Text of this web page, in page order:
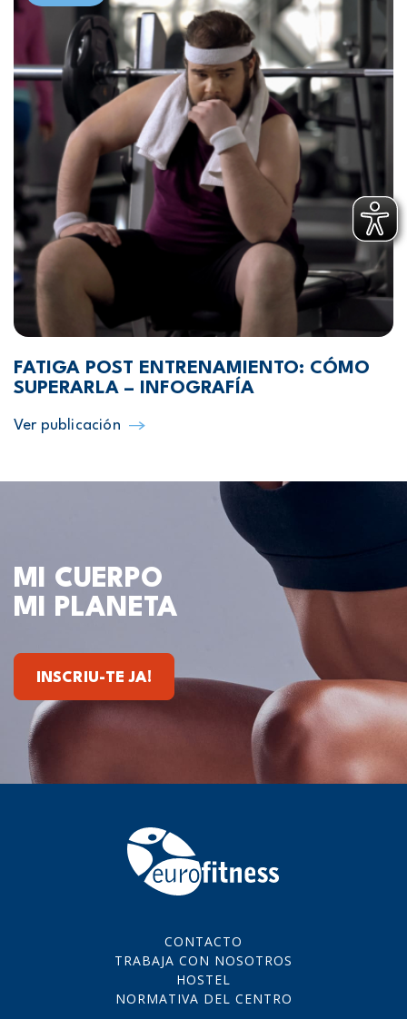
FATIGA POST ENTRENAMIENTO: CÓMO
SUPERARLA – INFOGRAFÍA
Ver publicación
MI CUERPO
MI PLANETA
INSCRIU-TE JA!
CONTACTO
TRABAJA CON NOSOTROS
HOSTEL
NORMATIVA DEL CENTRO